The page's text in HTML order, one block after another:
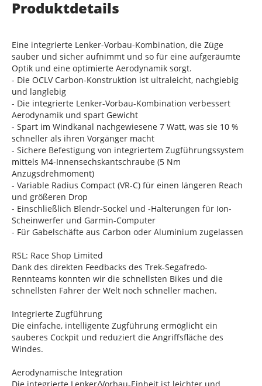
Produktdetails
Eine integrierte Lenker-Vorbau-Kombination, die Züge
sauber und sicher aufnimmt und so für eine aufgeräumte
Optik und eine optimierte Aerodynamik sorgt.
- Die OCLV Carbon-Konstruktion ist ultraleicht, nachgiebig
und langlebig
- Die integrierte Lenker-Vorbau-Kombination verbessert
Aerodynamik und spart Gewicht
- Spart im Windkanal nachgewiesene 7 Watt, was sie 10 %
schneller als ihren Vorgänger macht
- Sichere Befestigung von integriertem Zugführungssystem
mittels M4-Innensechskantschraube (5 Nm
Anzugsdrehmoment)
- Variable Radius Compact (VR-C) für einen längeren Reach
und größeren Drop
- Einschließlich Blendr-Sockel und -Halterungen für Ion-
Scheinwerfer und Garmin-Computer
- Für Gabelschäfte aus Carbon oder Aluminium zugelassen
RSL: Race Shop Limited
Dank des direkten Feedbacks des Trek-Segafredo-
Rennteams konnten wir die schnellsten Bikes und die
schnellsten Fahrer der Welt noch schneller machen.
Integrierte Zugführung
Die einfache, intelligente Zugführung ermöglicht ein
sauberes Cockpit und reduziert die Angriffsfläche des
Windes.
Aerodynamische Integration